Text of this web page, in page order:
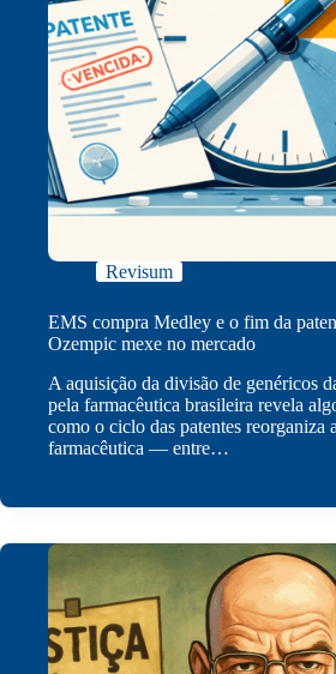
Revisum
EMS compra Medley e o fim da
Ozempic mexe no mercado
A aquisição da divisão de genéricos
pela farmacêutica brasileira revela
como o ciclo das patentes reorganiza
farmacêutica — entre…